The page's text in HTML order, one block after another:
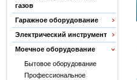
газов
Гаражное оборудование
Электрический инструмент
Моечное оборудование
Бытовое оборудование
Профессиональное